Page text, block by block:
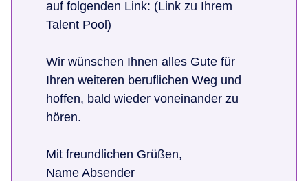
auf folgenden Link: (Link zu Ihrem
Talent Pool)
Wir wünschen Ihnen alles Gute für
Ihren weiteren beruflichen Weg und
hoffen, bald wieder voneinander zu
hören.
Mit freundlichen Grüßen,
Name Absender